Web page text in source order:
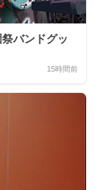
バンドグッ
15時間前